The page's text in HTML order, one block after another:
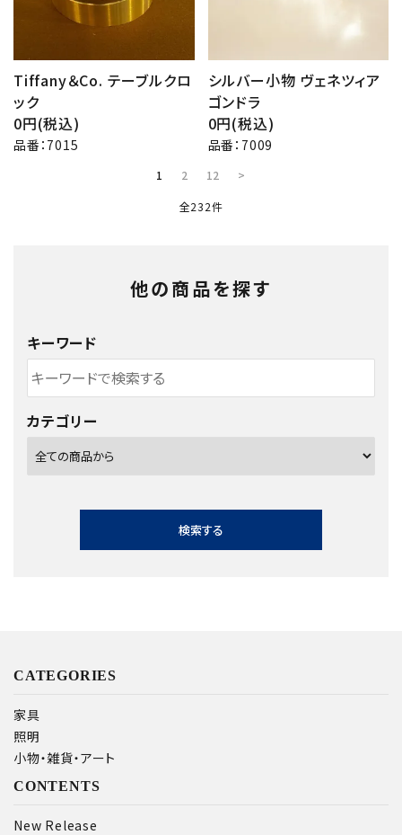
Tiffany＆Co. テーブルクロ
ック
0円(税込)
品番：7015
シルバー小物 ヴェネツィア
ゴンドラ
0円(税込)
品番：7009
1 2 12 >
全232件
他の商品を探す
キーワード
カテゴリー
検索する
キーワード
カテゴリー
CATEGORIES
家具
照明
小物・雑貨・アート
CONTENTS
New Release